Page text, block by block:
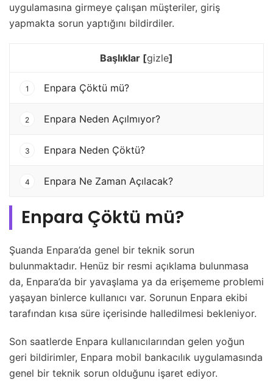
uygulamasına girmeye çalışan müşteriler, giriş
yapmakta sorun yaptığını bildirdiler.
Başlıklar [gizle]
1 Enpara Çöktü mü?
2 Enpara Neden Açılmıyor?
3 Enpara Neden Çöktü?
4 Enpara Ne Zaman Açılacak?
Enpara Çöktü mü?
Şuanda Enpara’da genel bir teknik sorun
bulunmaktadır. Henüz bir resmi açıklama bulunmasa
da, Enpara’da bir yavaşlama ya da erişememe problemi
yaşayan binlerce kullanıcı var. Sorunun Enpara ekibi
tarafından kısa süre içerisinde halledilmesi bekleniyor.
Son saatlerde Enpara kullanıcılarından gelen yoğun
geri bildirimler, Enpara mobil bankacılık uygulamasında
genel bir teknik sorun olduğunu işaret ediyor.